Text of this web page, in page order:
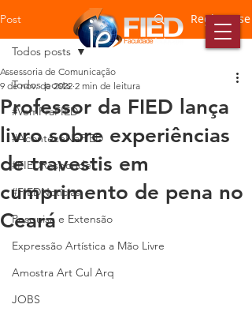
Post Registre-se
Todos posts
#VemPraFIED
#AconteceNaFIED
#FIEDResponde
#FIEDNotícias
Pesquisa e Extensão
Expressão Artística a Mão Livre
Amostra Art Cul Arq
JOBS
Todos posts
Professor da FIED lança
livro sobre experiências
de travestis em
cumprimento de pena no
Ceará
Assessoria de Comunicação
9 de nov. de 2022 2 min de leitura